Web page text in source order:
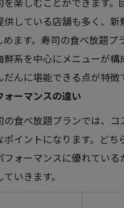
供している店舗も多く、新
めます。寿司の食べ放題プ
鮮系を中心にメニューが構
んに堪能できる点が特徴
ォーマンスの違い
の食べ放題プランでは、コ
ポイントになります。どち
フォーマンスに優れてい
いきます。